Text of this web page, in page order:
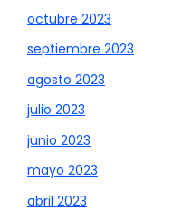
octubre 2023
septiembre 2023
agosto 2023
julio 2023
junio 2023
mayo 2023
abril 2023